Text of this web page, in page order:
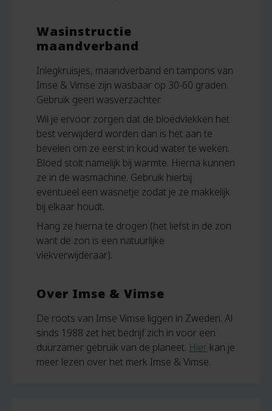
Wasinstructie
maandverband
Inlegkruisjes, maandverband en tampons van
Imse & Vimse zijn wasbaar op 30-60 graden.
Gebruik geen wasverzachter.
Wil je ervoor zorgen dat de bloedvlekken het
best verwijderd worden dan is het aan te
bevelen om ze eerst in koud water te weken.
Bloed stolt namelijk bij warmte. Hierna kunnen
ze in de wasmachine. Gebruik hierbij
eventueel een wasnetje zodat je ze makkelijk
bij elkaar houdt.
Hang ze hierna te drogen (het liefst in de zon
want de zon is een natuurlijke
vlekverwijderaar).
Over Imse & Vimse
De roots van Imse Vimse liggen in Zweden. Al
sinds 1988 zet het bedrijf zich in voor een
duurzamer gebruik van de planeet. Hier kan je
meer lezen over het merk Imse & Vimse.